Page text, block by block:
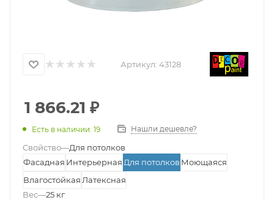
Артикул: 43128
1 866.21 ₽
Есть в наличии: 19 Нашли дешевле?
Свойство—Для потолков
Фасадная Интерьерная Для потолков Моющаяся
Влагостойкая Латексная
Вес—25 кг